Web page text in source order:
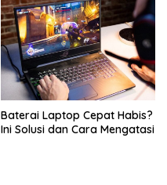
Baterai Laptop Cepat Habis?
Ini Solusi dan Cara Mengatasi